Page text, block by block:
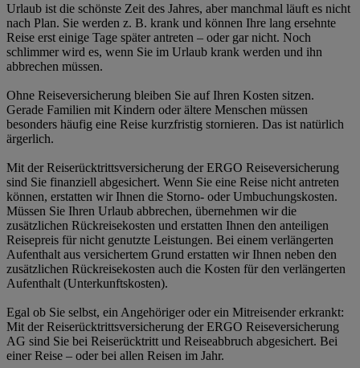
Urlaub ist die schönste Zeit des Jahres, aber manchmal läuft es nicht
nach Plan. Sie werden z. B. krank und können Ihre lang ersehnte
Reise erst einige Tage später antreten – oder gar nicht. Noch
schlimmer wird es, wenn Sie im Urlaub krank werden und ihn
abbrechen müssen.
Ohne Reiseversicherung bleiben Sie auf Ihren Kosten sitzen.
Gerade Familien mit Kindern oder ältere Menschen müssen
besonders häufig eine Reise kurzfristig stornieren. Das ist natürlich
ärgerlich.
Mit der Reiserücktrittsversicherung der ERGO Reiseversicherung
sind Sie finanziell abgesichert. Wenn Sie eine Reise nicht antreten
können, erstatten wir Ihnen die Storno- oder Umbuchungskosten.
Müssen Sie Ihren Urlaub abbrechen, übernehmen wir die
zusätzlichen Rückreisekosten und erstatten Ihnen den anteiligen
Reisepreis für nicht genutzte Leistungen. Bei einem verlängerten
Aufenthalt aus versichertem Grund erstatten wir Ihnen neben den
zusätzlichen Rückreisekosten auch die Kosten für den verlängerten
Aufenthalt (Unterkunftskosten).
Egal ob Sie selbst, ein Angehöriger oder ein Mitreisender erkrankt:
Mit der Reiserücktrittsversicherung der ERGO Reiseversicherung
AG sind Sie bei Reiserücktritt und Reiseabbruch abgesichert. Bei
einer Reise – oder bei allen Reisen im Jahr.